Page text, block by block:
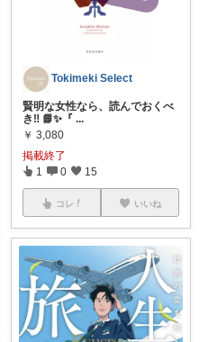
Tokimeki Select
賢明な女性なら、読んでおくべ
き‼️ 📘✨『 ...
￥ 3,080
掲載終了
1 0 15
コレ いいね